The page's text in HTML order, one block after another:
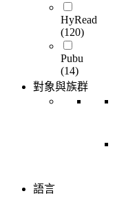
HyRead
(120)
Pubu
(14)
對象與族群
語言